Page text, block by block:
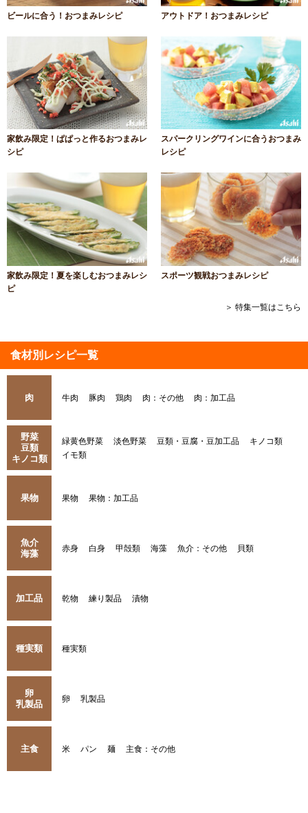
ビールに合う！おつまみレシピ アウトドア！おつまみレシピ
家飲み限定！ぱぱっと作るおつまみレ
シピ
スパークリングワインに合うおつまみ
レシピ
家飲み限定！夏を楽しむおつまみレシ
ピ
スポーツ観戦おつまみレシピ
＞ 特集一覧はこちら
食材別レシピ一覧
肉 牛肉 豚肉 鶏肉 肉：その他 肉：加工品
野菜
豆類
キノコ類
緑黄色野菜 淡色野菜 豆類・豆腐・豆加工品
キノコ類
イモ類
果物 果物 果物：加工品
魚介
海藻
赤身 白身 甲殻類 海藻 魚介：その他 貝類
加工品 乾物 練り製品 漬物
種実類 種実類
卵
乳製品
卵 乳製品
主食 米 パン 麺 主食：その他